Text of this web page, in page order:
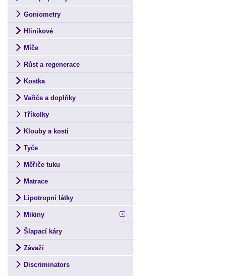
Goniometry
Hliníkové
Míče
Růst a regenerace
Kostka
Vařiče a doplňky
Tříkolky
Klouby a kosti
Tyče
Měřiče tuku
Matrace
Lipotropní látky
Mikiny
Šlapací káry
Závaží
Discriminators